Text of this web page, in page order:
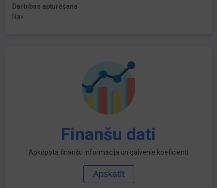
Darbības apturēšana
Nav
Finanšu dati
Apkopota finanšu informācija un galvenie koeficienti
Apskatīt